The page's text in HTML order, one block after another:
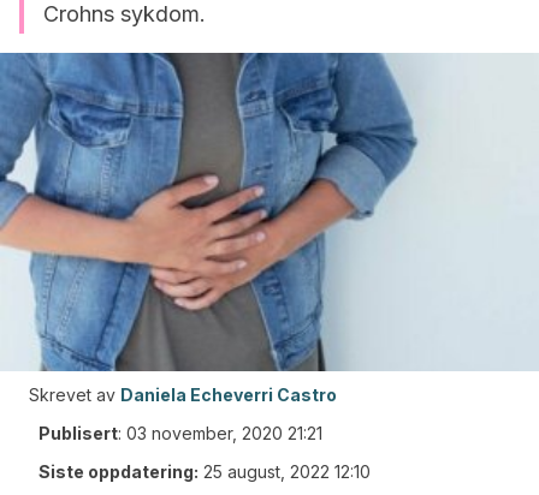
Crohns sykdom.
Skrevet av Daniela Echeverri Castro
Publisert: 03 november, 2020 21:21
Siste oppdatering: 25 august, 2022 12:10